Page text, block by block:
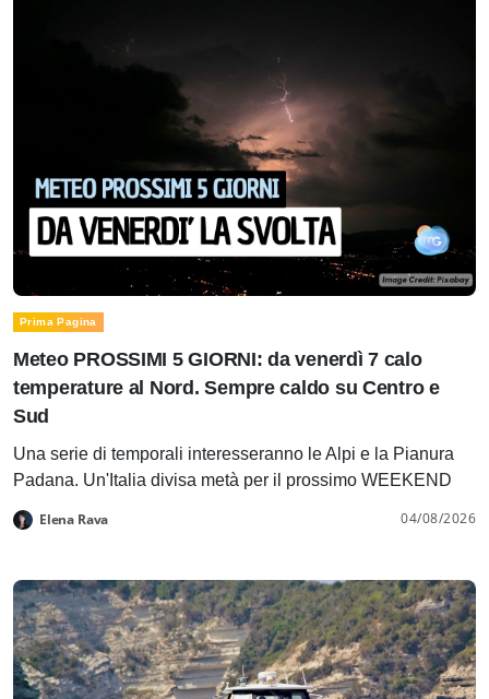
Prima Pagina
Meteo PROSSIMI 5 GIORNI: da venerdì 7 calo
temperature al Nord. Sempre caldo su Centro e
Sud
Una serie di temporali interesseranno le Alpi e la Pianura
Padana. Un'Italia divisa metà per il prossimo WEEKEND
Elena Rava 04/08/2026